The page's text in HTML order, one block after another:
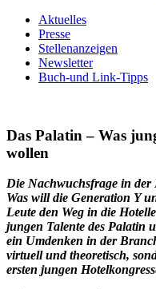
Aktuelles
Presse
Stellenanzeigen
Newsletter
Buch-und Link-Tipps
Das Palatin – Was
wollen
Die Nachwuchsfrage in der
Was will die Generation Y
Leute den Weg in die
jungen Talente des Palatin
ein Umdenken in der
virtuell und theoretisch,
ersten jungen